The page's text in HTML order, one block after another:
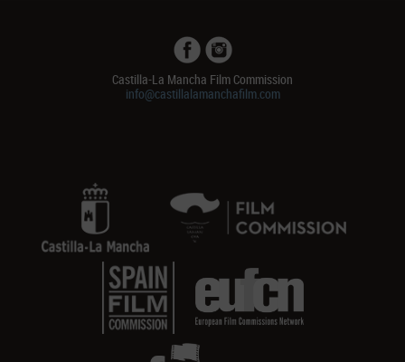
Castilla-La Mancha Film Commission
info@castillalamanchafilm.com